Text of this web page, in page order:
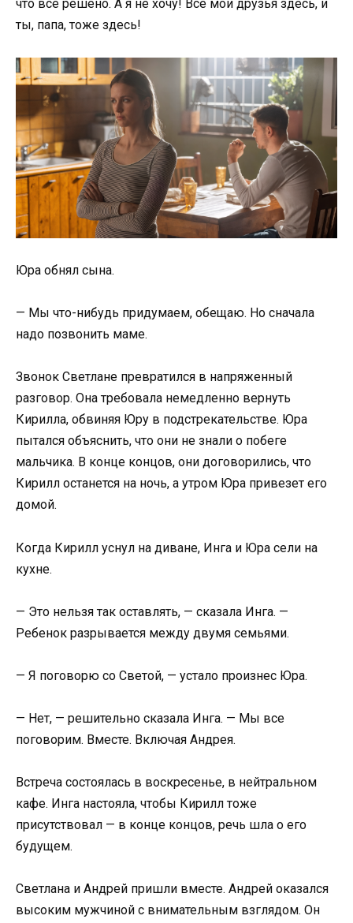
что всё решено. А я не хочу! Все мои друзья здесь, и
ты, папа, тоже здесь!
Юра обнял сына.
— Мы что-нибудь придумаем, обещаю. Но сначала
надо позвонить маме.
Звонок Светлане превратился в напряженный
разговор. Она требовала немедленно вернуть
Кирилла, обвиняя Юру в подстрекательстве. Юра
пытался объяснить, что они не знали о побеге
мальчика. В конце концов, они договорились, что
Кирилл останется на ночь, а утром Юра привезет его
домой.
Когда Кирилл уснул на диване, Инга и Юра сели на
кухне.
— Это нельзя так оставлять, — сказала Инга. —
Ребенок разрывается между двумя семьями.
— Я поговорю со Светой, — устало произнес Юра.
— Нет, — решительно сказала Инга. — Мы все
поговорим. Вместе. Включая Андрея.
Встреча состоялась в воскресенье, в нейтральном
кафе. Инга настояла, чтобы Кирилл тоже
присутствовал — в конце концов, речь шла о его
будущем.
Светлана и Андрей пришли вместе. Андрей оказался
высоким мужчиной с внимательным взглядом. Он